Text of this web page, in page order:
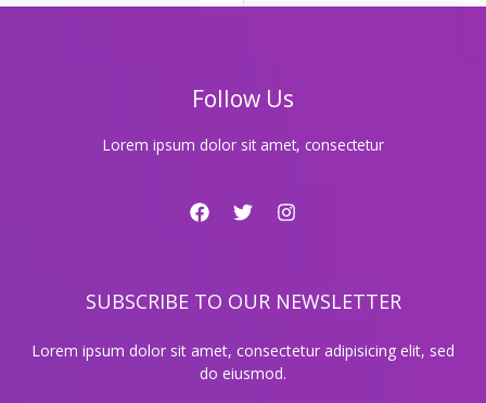
의
Follow Us
Lorem ipsum dolor sit amet, consectetur
SUBSCRIBE TO OUR NEWSLETTER
Lorem ipsum dolor sit amet, consectetur adipisicing elit, sed
do eiusmod.